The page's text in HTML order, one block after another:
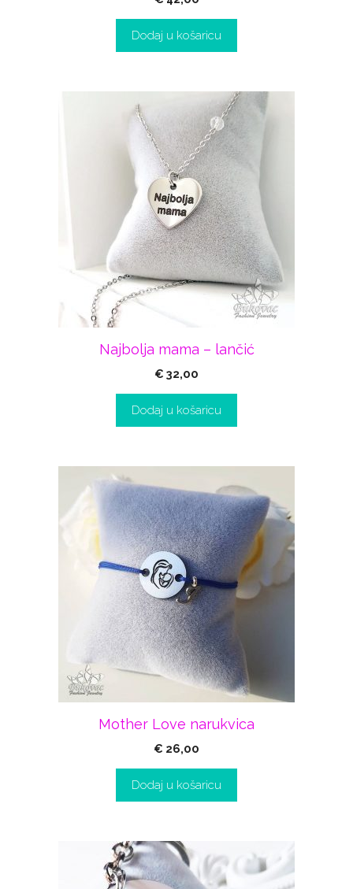
Dodaj u košaricu
Najbolja mama – lančić
€ 32,00
Dodaj u košaricu
Mother Love narukvica
€ 26,00
Dodaj u košaricu